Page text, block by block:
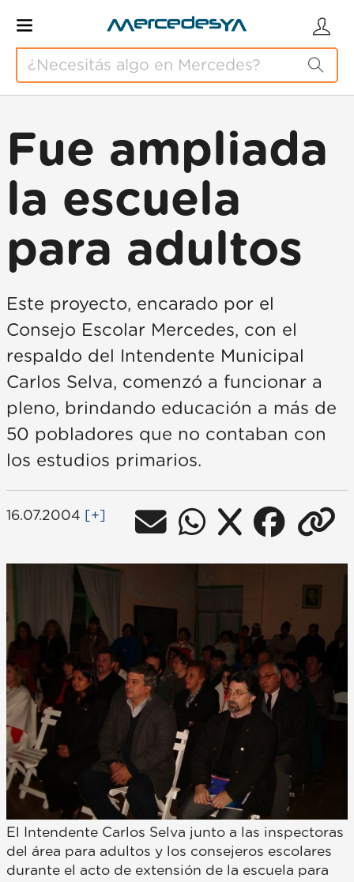
Fue ampliada
la escuela
para adultos
Este proyecto, encarado por el
Consejo Escolar Mercedes, con el
respaldo del Intendente Municipal
Carlos Selva, comenzó a funcionar a
pleno, brindando educación a más de
50 pobladores que no contaban con
los estudios primarios.
16.07.2004 [+]
El Intendente Carlos Selva junto a las inspectoras
del área para adultos y los consejeros escolares
durante el acto de extensión de la escuela para